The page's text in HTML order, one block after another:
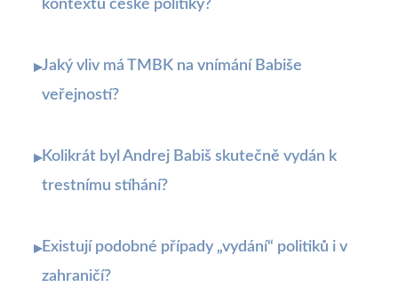
kontextu české politiky?
▸Jaký vliv má TMBK na vnímání Babiše
veřejností?
▸Kolikrát byl Andrej Babiš skutečně vydán k
trestnímu stíhání?
▸Existují podobné případy „vydání“ politiků i v
zahraničí?